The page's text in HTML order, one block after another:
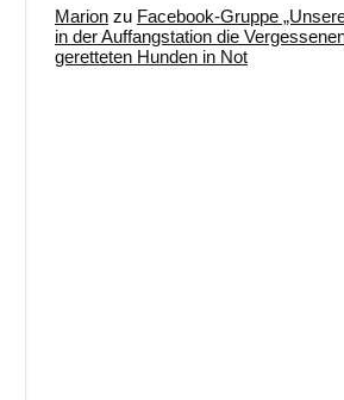
Marion zu Facebook-Gruppe
in der Auffangstation die
geretteten Hunden in Not